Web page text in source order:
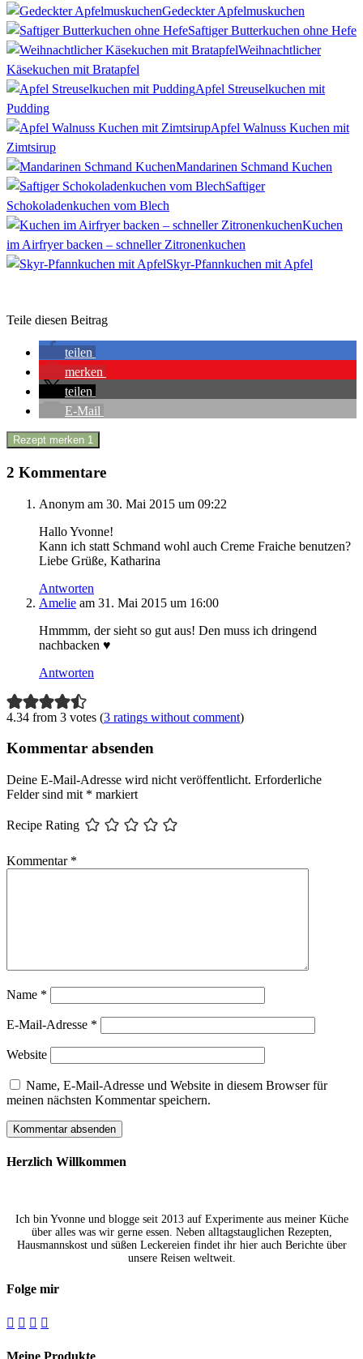
Gedeckter Apfelmuskuchen
Saftiger Butterkuchen ohne Hefe
Weihnachtlicher
Käsekuchen mit Bratapfel
Apfel Streuselkuchen mit
Pudding
Apfel Walnuss Kuchen mit
Zimtsirup
Mandarinen Schmand Kuchen
Saftiger
Schokoladenkuchen vom Blech
Kuchen
im Airfryer backen – schneller Zitronenkuchen
Skyr-Pfannkuchen mit Apfel
Teile diesen Beitrag
teilen
merken
teilen
E-Mail
Rezept merken 1
2 Kommentare
Anonym am 30. Mai 2015 um 09:22
Hallo Yvonne!
Kann ich statt Schmand wohl auch Creme Fraiche benutzen?
Liebe Grüße, Katharina
Antworten
Amelie am 31. Mai 2015 um 16:00
Hmmmm, der sieht so gut aus! Den muss ich dringend
nachbacken ♥
Antworten
4.34 from 3 votes (3 ratings without comment)
Kommentar absenden
Deine E-Mail-Adresse wird nicht veröffentlicht. Erforderliche
Felder sind mit * markiert
Recipe Rating
Kommentar *
Name *
E-Mail-Adresse *
Website
Name, E-Mail-Adresse und Website in diesem Browser für
meinen nächsten Kommentar speichern.
Herzlich Willkommen
Ich bin Yvonne und blogge seit 2013 auf Experimente aus meiner Küche
über alles was wir gerne essen. Neben alltagstauglichen Rezepten,
Hausmannskost und süßen Leckereien findet ihr hier auch Berichte über
unsere Reisen weltweit.
Folge mir
   
Meine Produkte